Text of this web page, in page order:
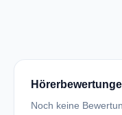
Noch keine